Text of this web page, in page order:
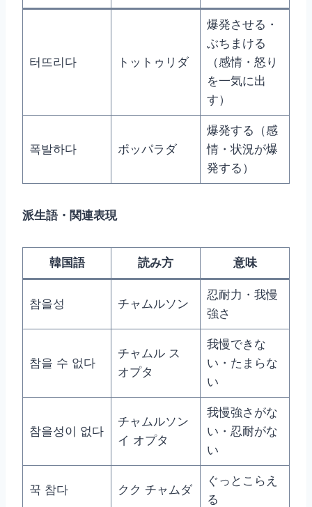
터뜨리다 トットゥリダ
爆発させる・
ぶちまける
（感情・怒り
を一気に出
す）
폭발하다 ポッパラダ
爆発する（感
情・状況が爆
発する）
派生語・関連表現
韓国語 読み方 意味
참을성 チャムルソン
忍耐力・我慢
強さ
참을 수 없다
チャムル ス
オプタ
我慢できな
い・たまらな
い
참을성이 없다
チャムルソン
イ オプタ
我慢強さがな
い・忍耐がな
い
꾹 참다 クク チャムダ
ぐっとこらえ
る